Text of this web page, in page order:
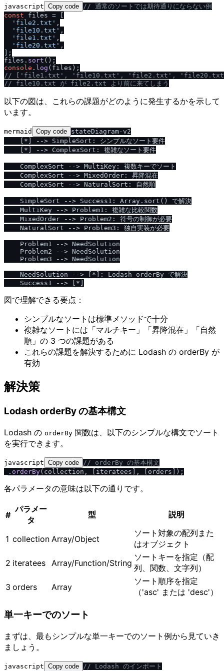
javascript Copy code // 通常のソートでは期待通りにならない例
const files = [
'file2.txt' ,
'file10.txt' ,
'file1.txt' ,
'file20.txt' ,
];
files. sort
console . log
// ['file1.txt', 'file10.txt', 'file2.txt',
// file10.txt が file2.txt より前に来てしまう
以下の図は、これらの課題がどのように発生するかを示して
います。
mermaid Copy code stateDiagram-v2
    [*] --> SimpleSort: シンプルなソート要件
    [*] --> ComplexSort: 複雑なソート要件
    ComplexSort --> MultiKey: 複数キーでソート
    ComplexSort --> MixedOrder: 昇降混在
    ComplexSort --> NaturalSort: 自然順
    SimpleSort --> Success1: Array.sort() で解決
    MultiKey --> Problem1: 複雑な比較関数
    MixedOrder --> Problem2: 符号の制御が必要
    NaturalSort --> Problem3: 独自実装が必要
    Problem1 --> NeedSolution
    Problem2 --> NeedSolution
    Problem3 --> NeedSolution
    NeedSolution --> [*]: Lodash orderBy で解決
図で理解できる要点：
シンプルなソートは標準メソッドで十分
複雑なソートには「マルチキー」「昇降混在」「自然
順」の 3 つの課題がある
これらの課題を解決するために Lodash の orderBy が
有効
解決策
Lodash orderBy の基本構文
Lodash の orderBy 関数は、以下のシンプルな構文でソート
を実行できます。
javascript Copy code / / orderBy の基本構文
_. orderBy
各パラメータの意味は以下の通りです。
#
パラメー
タ
型 説明
1 collection Array/Object
ソート対象の配列また
はオブジェクト
2 iteratees Array/Function/String
ソートキーを指定（配
列、関数、文字列）
3 orders Array
ソート順序を指定
（'asc' または 'desc'）
単一キーでのソート
まずは、最もシンプルな単一キーでのソート例から見ていき
ましょう。
javascript Copy code // Lodash のインポート